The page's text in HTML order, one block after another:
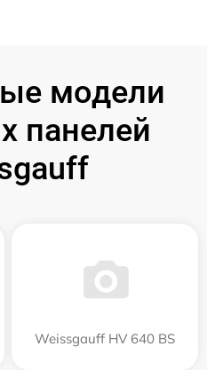
модели
панелей
Weissgauff HV 640 BS